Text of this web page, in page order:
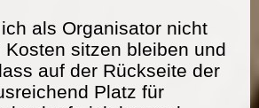
als Organisator nicht
Kosten sitzen bleiben und
auf der Rückseite der
Platz für